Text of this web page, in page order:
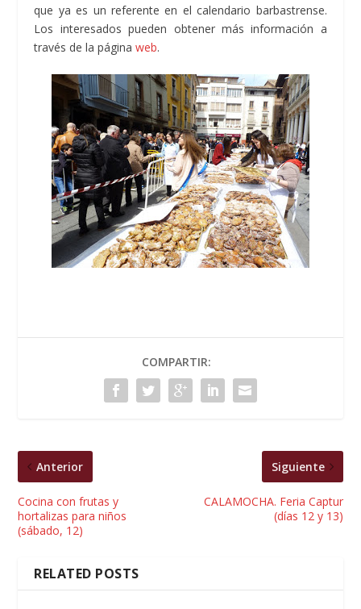
que ya es un referente en el calendario barbastrense.
Los interesados pueden obtener más información a
través de la páginaweb.
COMPARTIR:
Anterior
Cocina con frutas y
hortalizas para niños
(sábado, 12)
Siguiente
CALAMOCHA. Feria Captur
(días 12 y 13)
RELATED POSTS